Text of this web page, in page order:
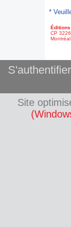
*
CP
S'authentifier
Site